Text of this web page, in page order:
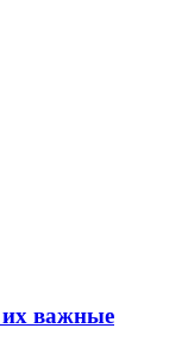
их важные